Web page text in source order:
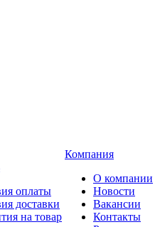
оплаты
доставки
на товар
Компания
О компании
Новости
Вакансии
Контакты